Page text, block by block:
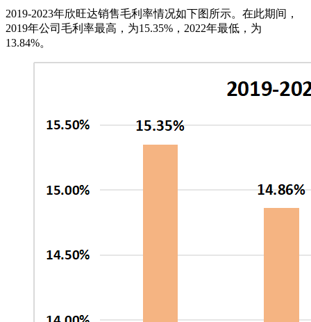
2019-2023年欣旺达销售毛利率情况如下图所示。在此期间，
2019年公司毛利率最高，为15.35%，2022年最低，为
13.84%。